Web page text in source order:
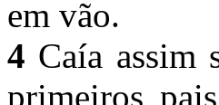
em vão.
4 Caía assim
primeiros